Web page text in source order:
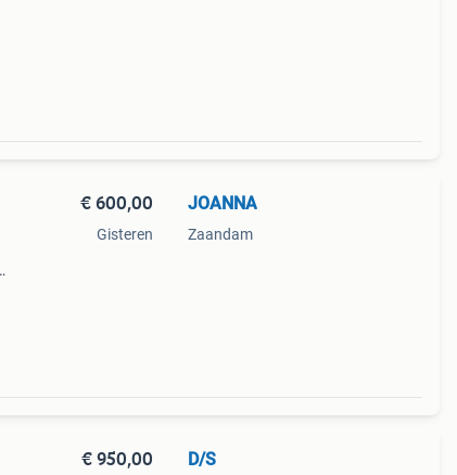
€ 600,00
Gisteren
JOANNA
Zaandam
€ 950,00 D/S